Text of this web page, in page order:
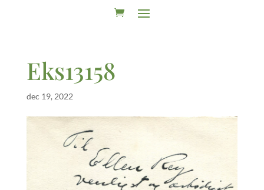
Eks13158
dec 19, 2022